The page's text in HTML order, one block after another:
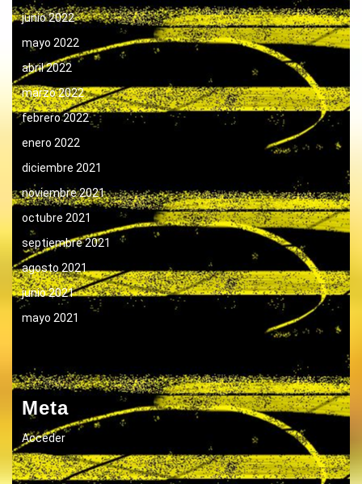
junio 2022
mayo 2022
abril 2022
marzo 2022
febrero 2022
enero 2022
diciembre 2021
noviembre 2021
octubre 2021
septiembre 2021
agosto 2021
junio 2021
mayo 2021
Meta
Acceder